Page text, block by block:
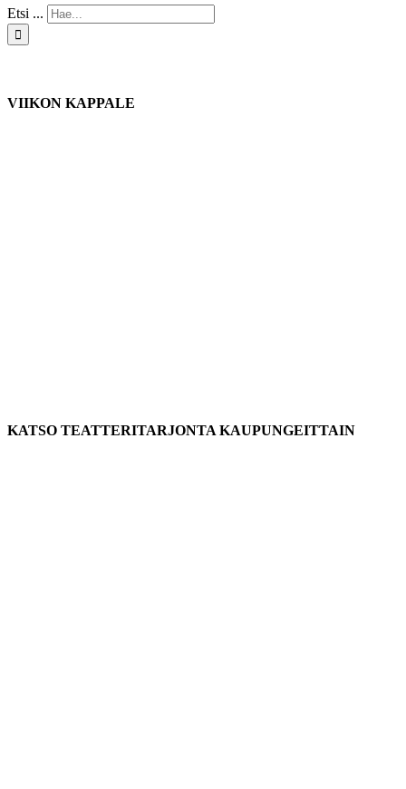
Etsi ...
VIIKON KAPPALE
KATSO TEATTERITARJONTA KAUPUNGEITTAIN